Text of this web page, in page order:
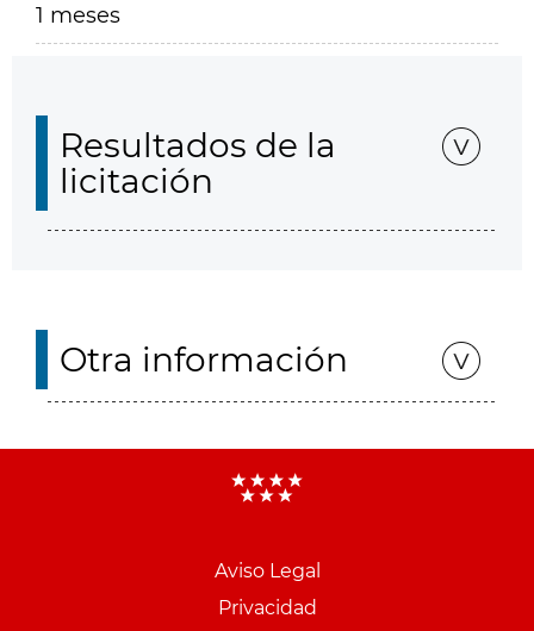
1 meses
Resultados de la
licitación
Otra información
Aviso Legal
Privacidad